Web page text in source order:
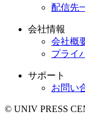
配信先
会社情報
会社概
プライ
サポート
お問い
© UNIV PRESS